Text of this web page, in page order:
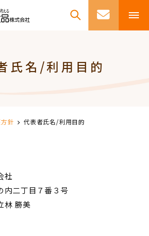
氏名/利用目的
針 代表者氏名/利用目的
社
内二丁目７番３号
林 勝美